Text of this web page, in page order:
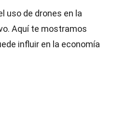
uso de drones en la
Aquí te mostramos
influir en la economía